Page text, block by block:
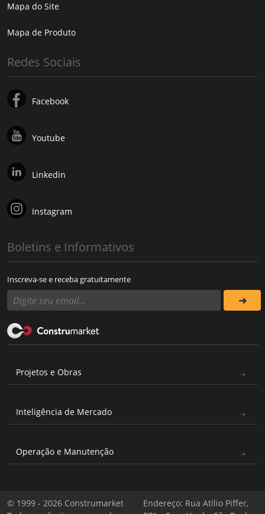
Mapa do Site
Mapa de Produto
Redes Sociais
Facebook
Youtube
Linkedin
Instagram
Boletins e Informativos
Inscreva-se e receba gratuitamente
Projetos e Obras
Inteligência de Mercado
Operação e Manutenção
© 1999 - 2026 Construmarket
Endereço: Rua Atílio Piffer,